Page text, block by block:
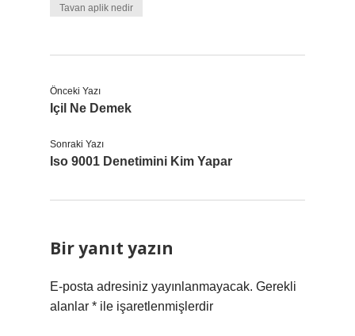
Tavan aplik nedir
Önceki Yazı
Içil Ne Demek
Sonraki Yazı
Iso 9001 Denetimini Kim Yapar
Bir yanıt yazın
E-posta adresiniz yayınlanmayacak. Gerekli
alanlar * ile işaretlenmişlerdir